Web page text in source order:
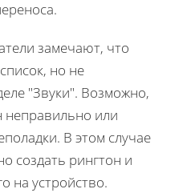
замечают, что
но не
"Звуки". Возможно,
неправильно или
В этом случае
создать рингтон и
на устройство.